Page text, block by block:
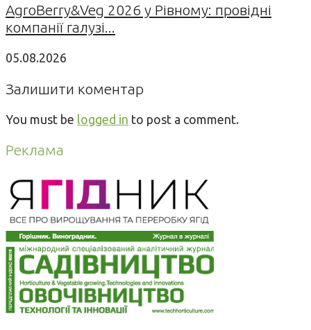
AgroBerry&Veg 2026 у Рівному: провідні
компанії галузі...
05.08.2026
Залишити коментар
You must be logged in to post a comment.
Реклама